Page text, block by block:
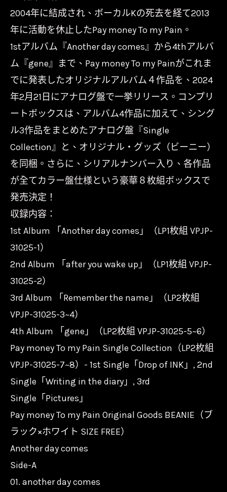
money
To
my
Pain
-
Vinyl
COMPLETE
2004年に結成され、ボーカルKの死去を経て2013
年に活動を休止したPay money To my Pain。
1stアルバム『Another day comes』から4thアルバ
ム『gene』まで、Pay money To my Painがこれま
でに発表したオリジナルアルバム４作品を、2024
年2月21日にアナログ盤で一挙リリース。コンプリ
ートボックスは、アルバム4作品に加えて、シング
ル3作品をまとめたアナログ盤『Single
Collection』と、オリジナル・グッズ（ビーニー）
を同梱。さらに、シリアルナンバー入り、各作品
が全てカラー盤仕様という豪華８枚組ボックスで
発売決定！
収録内容：
1st Album 「Another day comes」（LP1枚組 VPJP-
31025-1）
2nd Album 「after you wake up」（LP1枚組 VPJP-
31025-2）
3rd Album 「Remember the name」（LP2枚組
VPJP-31025-3~4）
4th Album 「gene」（LP2枚組 VPJP-31025-5~6）
Pay money To my Pain Single Collection（LP2枚組
VPJP-31025-7~8）- 1st Single「Drop of INK」, 2nd
Single「Writing in the diary」, 3rd
Single「Pictures」
Pay money To my Pain Original Goods BEANIE（ブ
ラック×ホワイト SIZE FREE）
Another day comes
Side-A
01. another day comes